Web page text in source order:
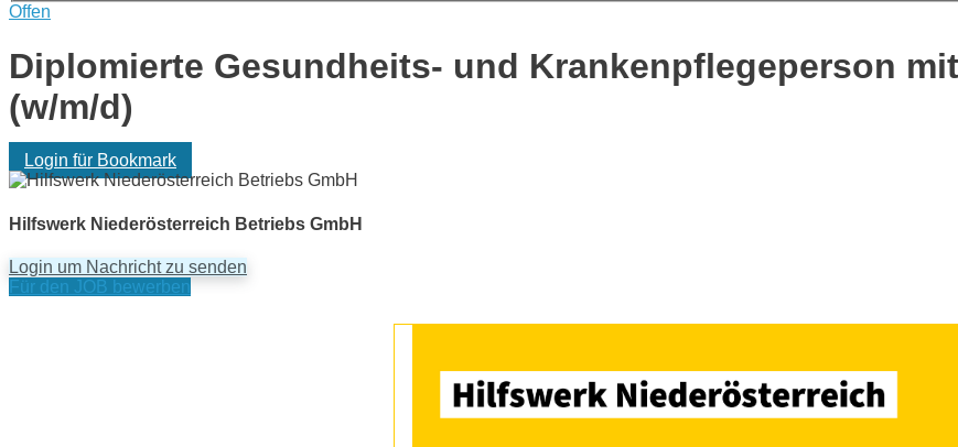
Offen
Diplomierte Gesundheits- und Krankenpflegeperson
(w/m/d)
Login für Bookmark
Hilfswerk Niederösterreich Betriebs GmbH
Login um Nachricht zu senden
Für den JOB bewerben